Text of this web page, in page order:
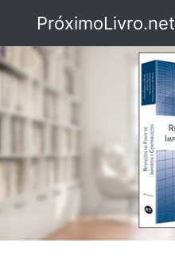
PróximoLivro.net